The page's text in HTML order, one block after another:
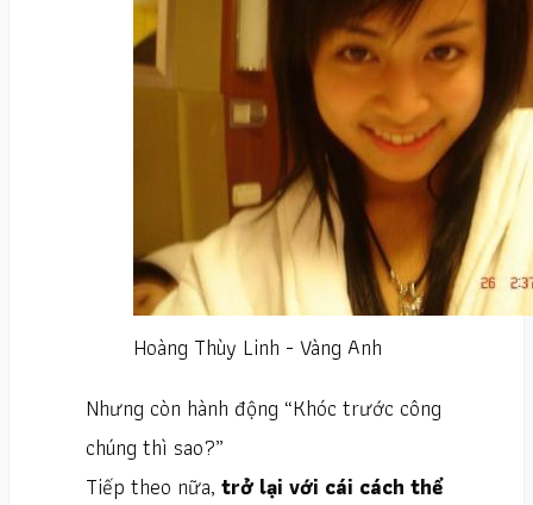
Hoàng Thùy Linh - Vàng Anh
Nhưng còn hành động “Khóc trước công
chúng thì sao?”
Tiếp theo nữa, trở lại với cái cách thể